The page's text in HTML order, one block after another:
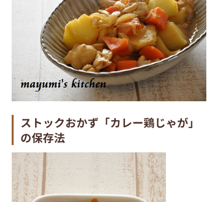
ストックおかず「カレー鶏じゃが」
の保存法